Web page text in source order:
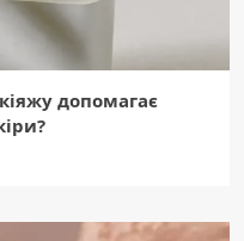
допомагає